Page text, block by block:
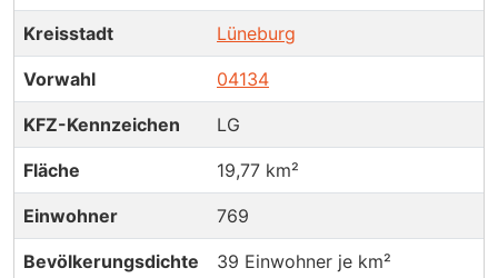
Kreisstadt Lüneburg
Vorwahl 04134
KFZ-Kennzeichen LG
Fläche 19,77 km²
Einwohner 769
Bevölkerungsdichte 39 Einwohner je km²